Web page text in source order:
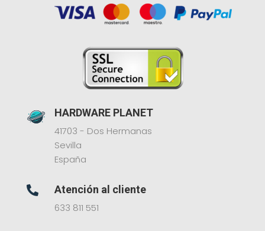
HARDWARE PLANET
41703 - Dos Hermanas
Sevilla
España

Atención al cliente
633 811 551